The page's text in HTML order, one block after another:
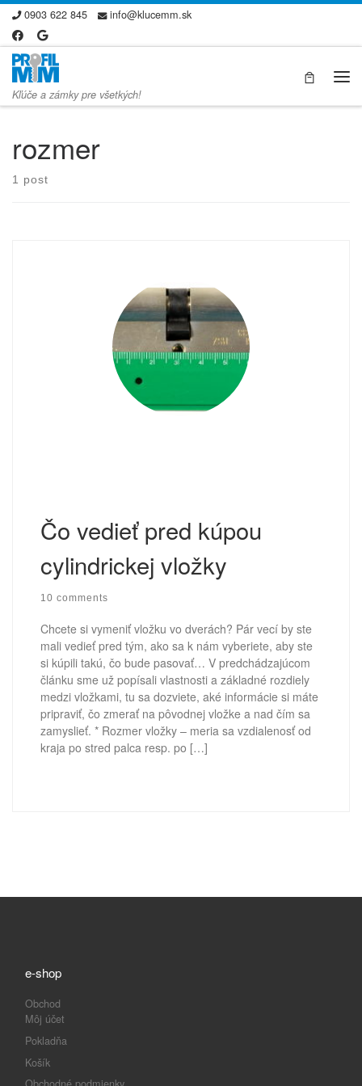
Skip to content
0903 622 845 info@klucemm.sk
Kľúče a zámky pre všetkých!
rozmer
1 post
Čo vedieť pred kúpou
cylindrickej vložky
10 comments
Chcete si vymeniť vložku vo dverách? Pár vecí by ste
mali vedieť pred tým, ako sa k nám vyberiete, aby ste
si kúpili takú, čo bude pasovať… V predchádzajúcom
článku sme už popísali vlastnosti a základné rozdiely
medzi vložkami, tu sa dozviete, aké informácie si máte
pripraviť, čo zmerať na pôvodnej vložke a nad čím sa
zamyslieť. * Rozmer vložky – meria sa vzdialenosť od
kraja po stred palca resp. po […]
e-shop
Obchod
Môj účet
Pokladňa
Košík